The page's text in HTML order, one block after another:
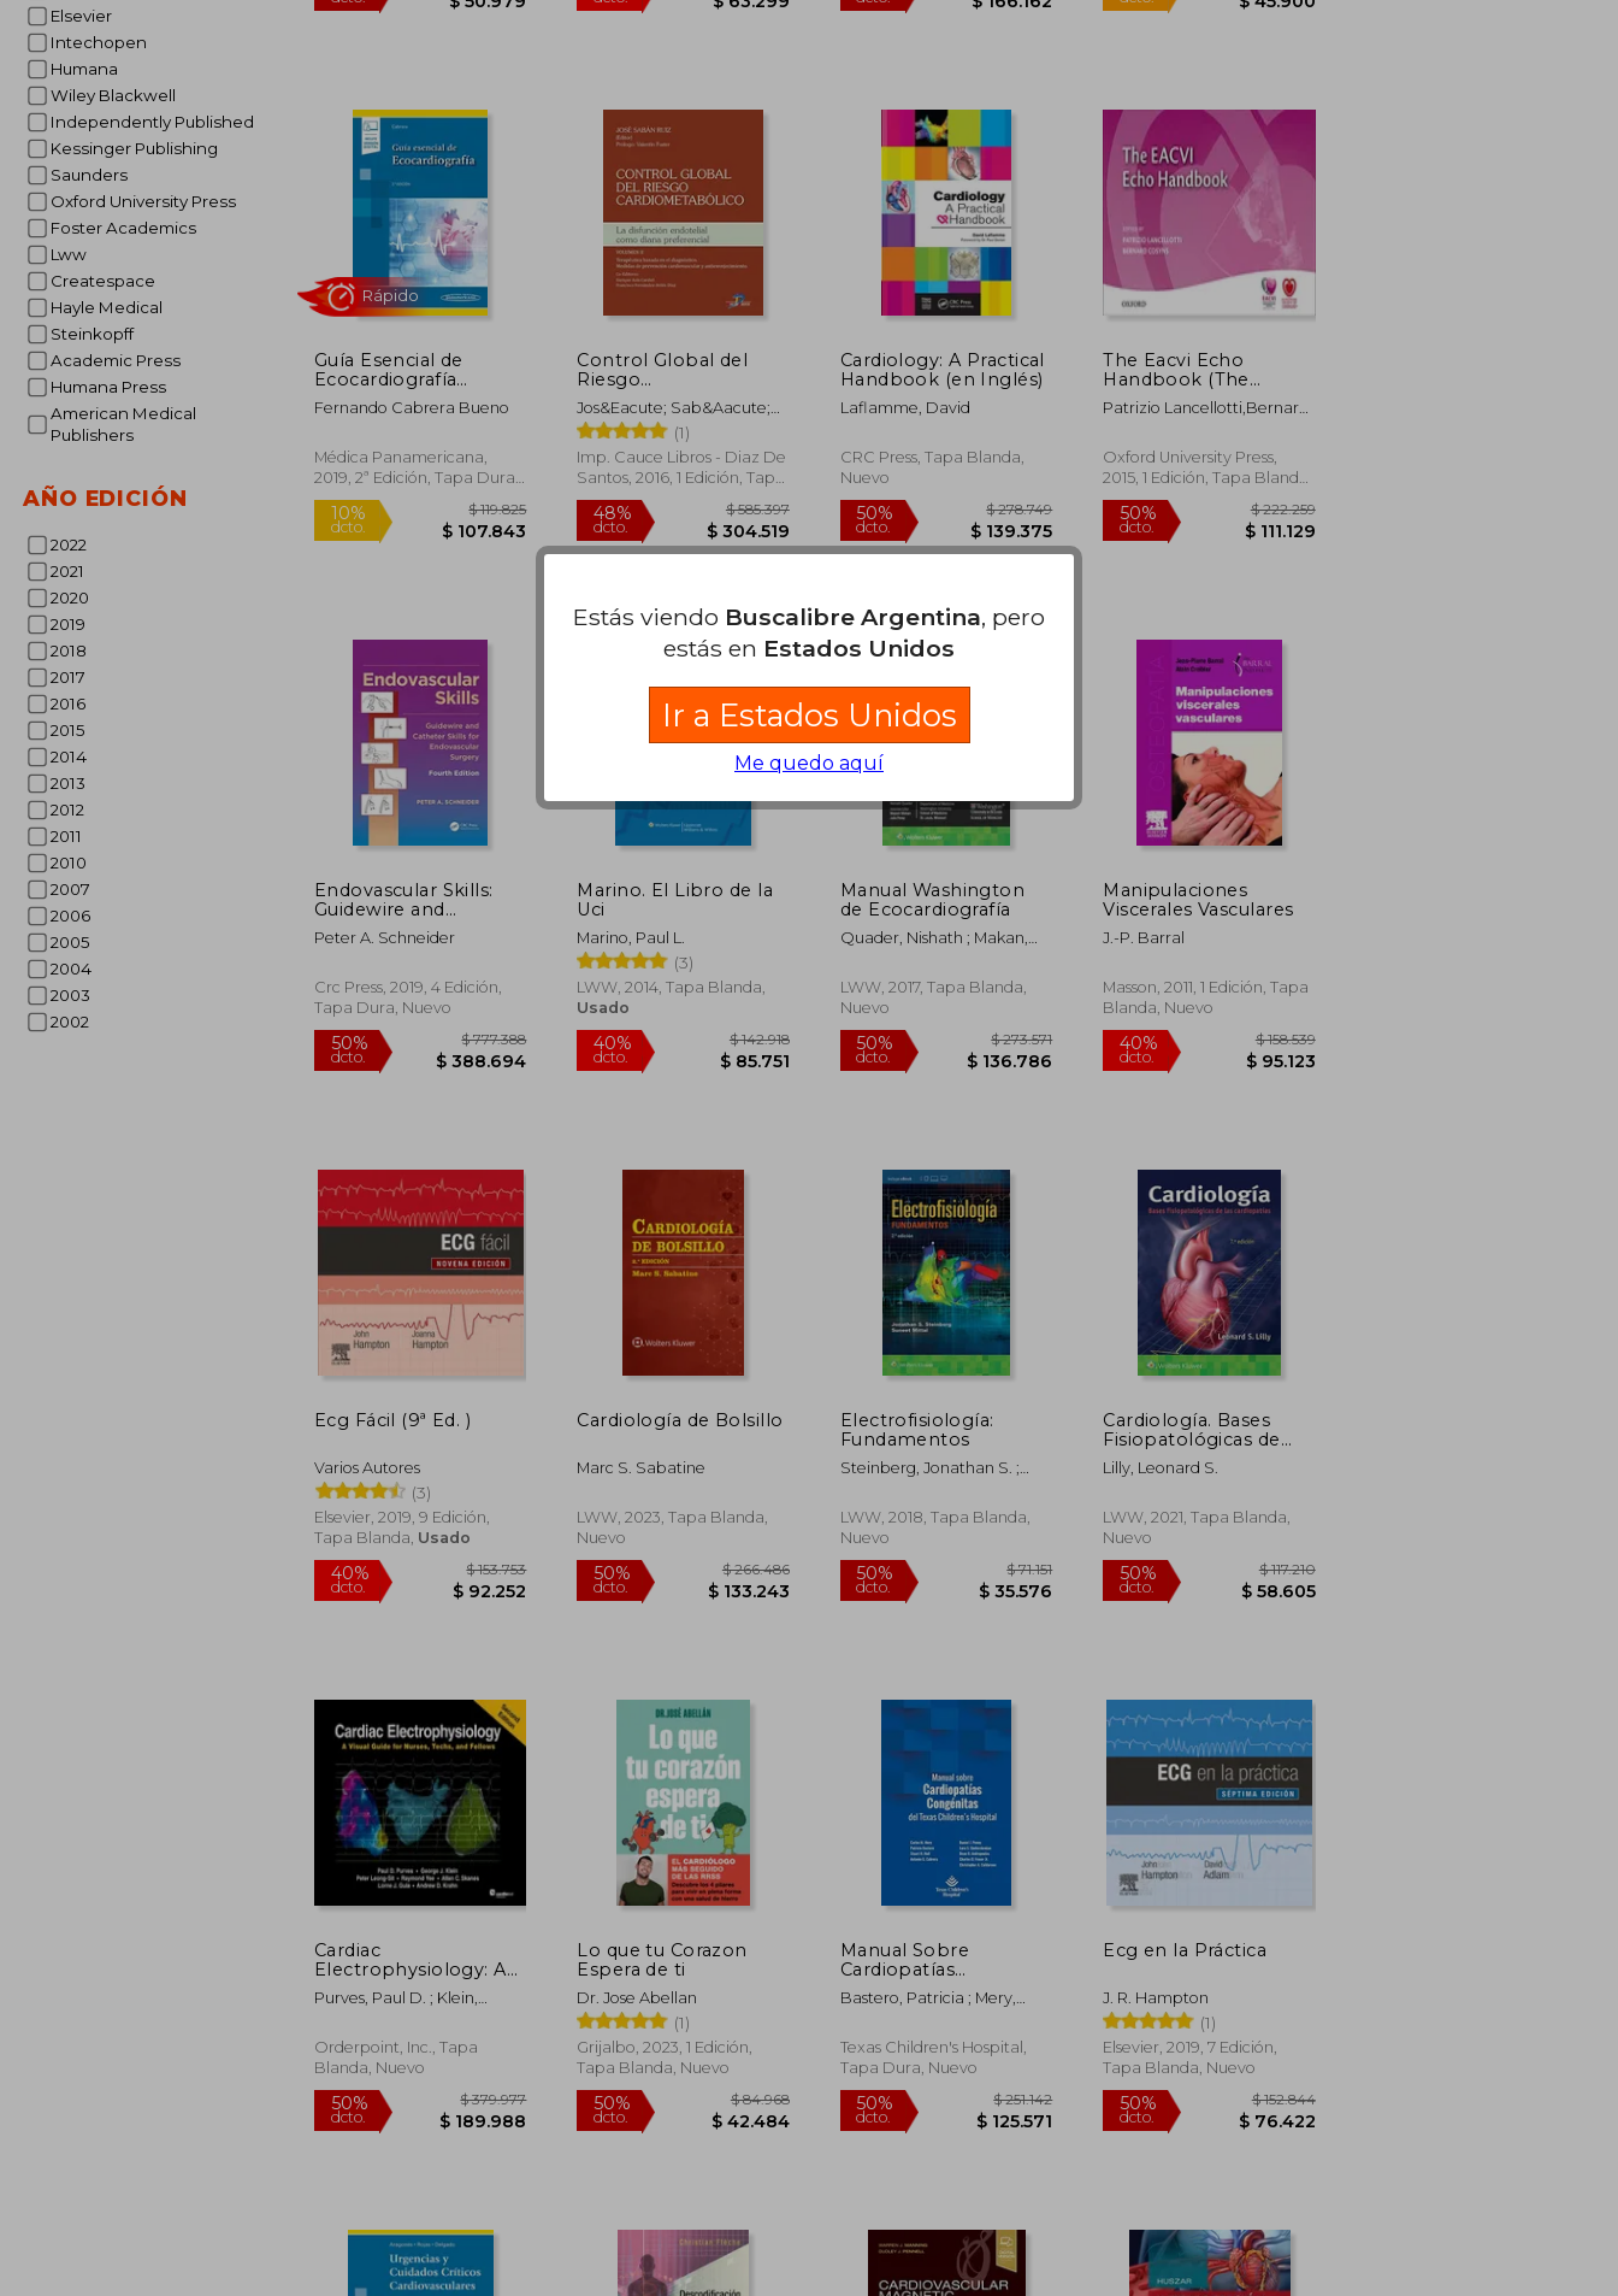
Elsevier
Intechopen
Humana
Wiley Blackwell
Independently Published
Kessinger Publishing
Saunders
Oxford University Press
Foster Academics
Lww
Createspace
Hayle Medical
Steinkopff
Academic Press
Humana Press
American Medical
Publishers
AÑO EDICIÓN
2022
2021
2020
2019
2018
2017
2016
2015
2014
2013
2012
2011
2010
2007
2006
2005
2004
2003
2002
50%
dcto.
40%
dcto.
50%
dcto.
$ 332.325
$ 166.162
Guía Esencial de
Ecocardiografía
(Incluye Versión
Digital)
Fernando Cabrera Bueno
Médica Panamericana,
2019, 2ª Edición, Tapa Dura,
Nuevo
10%
dcto. $ 107.843
Control Global del
Riesgo
Cariometabólico
Jos&Eacute; Sab&Aacute;N
Ruiz
(1)
Imp. Cauce Libros - Diaz De
Santos, 2016, 1 Edición, Tapa
Dura, Nuevo
dcto. $ 304.519
Cardiology: A Practical
Handbook (en Inglés)
Laflamme, David
CRC Press, Tapa Blanda,
Nuevo
dcto. $ 139.375
The Eacvi Echo
Handbook (The
European Society of
Cardiology Series) (en
Patrizio Lancellotti,Bernard
Oxford University Press,
2015, 1 Edición, Tapa Blanda,
Nuevo
50%
dcto.
Endovascular Skills:
Guidewire and
Catheter Skills for
Endovascular Surgery,
Inglés)
Peter A. Schneider
Crc Press, 2019, 4 Edición,
Tapa Dura, Nuevo
50% $ 777.388
Marino. El Libro de la
Uci
Marino, Paul L.
(3)
LWW, 2014, Tapa Blanda,
Usado
40%
Manual Washington
de Ecocardiografía
Quader, Nishath ; Makan,
LWW, 2017, Tapa Blanda,
Nuevo
50% $ 273.571
Manipulaciones
Viscerales Vasculares
J.-P. Barral
Masson, 2011, 1 Edición, Tapa
Blanda, Nuevo
40%
Ecg Fácil (9ª Ed. )
Varios Autores
(3)
Elsevier, 2019, 9 Edición,
Tapa Blanda, Usado
40%
dcto.
$ 153.753
$ 92.252
Cardiología de Bolsillo
Marc S. Sabatine
LWW, 2023, Tapa Blanda,
Nuevo
50%
dcto.
$ 266.486
$ 133.243
Electrofisiología:
Fundamentos
Steinberg, Jonathan S. ;
LWW, 2018, Tapa Blanda,
Nuevo
50%
dcto. $ 35.576
Cardiología. Bases
Fisiopatológicas de
Las Cardiopatías
Lilly, Leonard S.
LWW, 2021, Tapa Blanda,
Nuevo
Cardiac
Electrophysiology: A
Visual Guide for
Nurses, Techs, and
Edition (en Inglés)
Purves, Paul D. ; Klein,
Orderpoint, Inc., Tapa
Blanda, Nuevo
Lo que tu Corazon
Espera de ti
Dr. Jose Abellan
(1)
Grijalbo, 2023, 1 Edición,
Tapa Blanda, Nuevo
Manual Sobre
Cardiopatías
Congénitas del Texas
Children'S Hospital
Bastero, Patricia ; Mery,
Texas Children's Hospital,
Tapa Dura, Nuevo
Ecg en la Práctica
J. R. Hampton
(1)
Elsevier, 2019, 7 Edición,
Tapa Blanda, Nuevo
Estás viendo Buscalibre Argentina, pero
estás en Estados Unidos
Ir a Estados Unidos
Me quedo aquí